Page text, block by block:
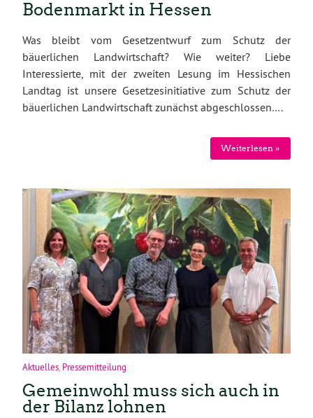
Bodenmarkt in Hessen
Was bleibt vom Gesetzentwurf zum Schutz der
bäuerlichen Landwirtschaft? Wie weiter? Liebe
Interessierte, mit der zweiten Lesung im Hessischen
Landtag ist unsere Gesetzesinitiative zum Schutz der
bäuerlichen Landwirtschaft zunächst abgeschlossen….
Weiterlesen »
Aktuelles Pressemitteilung
Gemeinwohl muss sich auch in
der Bilanz lohnen